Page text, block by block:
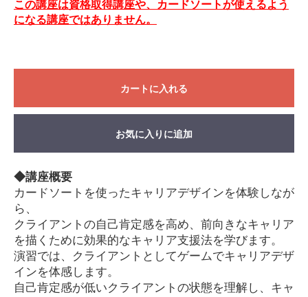
この講座は資格取得講座や、カードソートが使えるよう
になる講座ではありません。
カートに入れる
お気に入りに追加
◆講座概要
カードソートを使ったキャリアデザインを体験しなが
ら、
クライアントの自己肯定感を高め、前向きなキャリア
を描くために効果的なキャリア支援法を学びます。
演習では、クライアントとしてゲームでキャリアデザ
インを体感します。
自己肯定感が低いクライアントの状態を理解し、キャ